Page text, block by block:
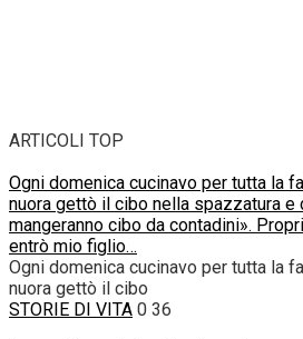
ARTICOLI TOP
Ogni domenica cucinavo per tutta la
nuora gettò il cibo nella spazzatura
mangeranno cibo da contadini».
entrò mio figlio…
Ogni domenica cucinavo per tutta la
nuora gettò il cibo
STORIE DI VITA 0 36